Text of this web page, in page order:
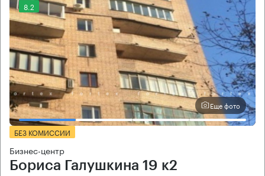
8.2
Еще фото
БЕЗ КОМИССИИ
Бизнес-центр
Бориса Галушкина 19 к2